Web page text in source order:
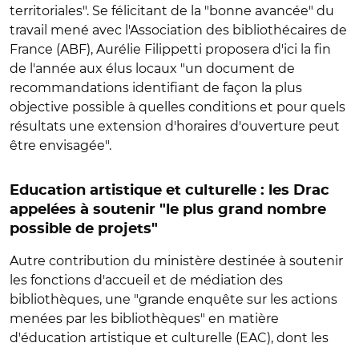
territoriales". Se félicitant de la "bonne avancée" du
travail mené avec l'Association des bibliothécaires de
France (ABF), Aurélie Filippetti proposera d'ici la fin
de l'année aux élus locaux "un document de
recommandations identifiant de façon la plus
objective possible à quelles conditions et pour quels
résultats une extension d'horaires d'ouverture peut
être envisagée".
Education artistique et culturelle : les Drac
appelées à soutenir "le plus grand nombre
possible de projets"
Autre contribution du ministère destinée à soutenir
les fonctions d'accueil et de médiation des
bibliothèques, une "grande enquête sur les actions
menées par les bibliothèques" en matière
d'éducation artistique et culturelle (EAC), dont les